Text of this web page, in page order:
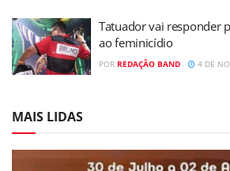
Tatuador vai responder
ao feminicídio
POR REDAÇÃO BAND 4 DE
MAIS LIDAS